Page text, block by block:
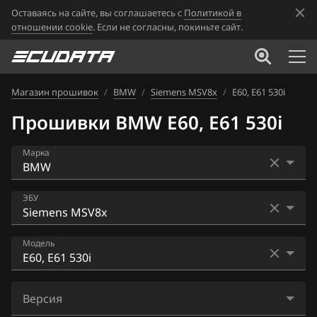
Оставаясь на сайте, вы соглашаетесь с Политикой в
отношении cookie. Если не согласны, покиньте сайт.
Магазин прошивок / BMW / Siemens MSV8x / E60, E61 530i
Прошивки BMW E60, E61 530i
Марка
Acura
Alfa Romeo
ATLAS
BAIC
ЭБУ
Bosch EDC16CP35
Bosch EDC17C41
Bosch EDC17C50
Модель
E60 525i
Версия